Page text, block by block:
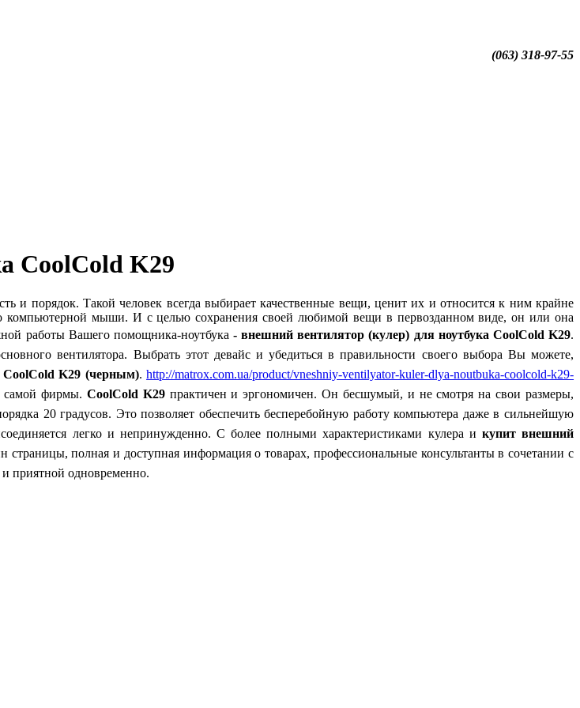
(063) 318-97-55
CoolCold K29
и порядок. Такой человек всегда выбирает качественные вещи, ценит их и относится к ним крайне
компьютерной мыши. И с целью сохранения своей любимой вещи в первозданном виде, он или она
работы Вашего помощника-ноутбука-внешний вентилятор (кулер) для ноутбука CoolCold K29.
вентилятора. Выбрать этот девайс и убедиться в правильности своего выбора Вы можете,
CoolCold K29 (черным).http://matrox.com.ua/product/vneshniy-ventilyator-kuler-dlya-noutbuka-coolcold-k29-
самой фирмы. CoolCold K29практичен и эргономичен. Он бесшумый, и не смотря на свои размеры,
20 градусов. Это позволяет обеспечить бесперебойную работу компьютера даже в сильнейшую
легко и непринужденно. С более полными характеристиками кулера и купит внешний
страницы, полная и доступная информация о товарах, профессиональные консультанты в сочетании с
приятной одновременно.